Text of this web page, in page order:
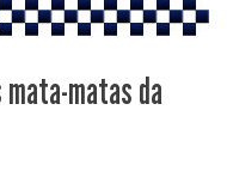
mata-matas da